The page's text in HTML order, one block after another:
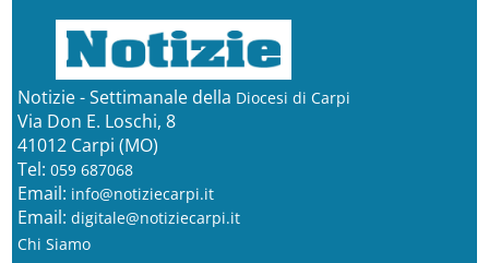
Notizie - Settimanale della Diocesi di Carpi
Via Don E. Loschi, 8
41012 Carpi (MO)
Tel: 059 687068
Email: info@notiziecarpi.it
Email: digitale@notiziecarpi.it
Chi Siamo